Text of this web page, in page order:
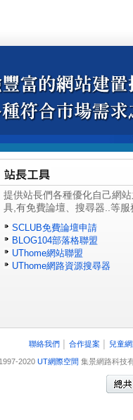
提供站長們各種優化自己網
具,有免費論壇、搜尋器..等服
SCLUB免費論壇申請
BLOG104部落格聯盟
UThome網站聯盟
UThome網路資源搜尋器
聯絡我們 合作提案 兒童
2020 UT網際空間 集景網路科技